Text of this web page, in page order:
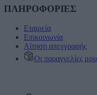
ΠΛΗΡΟΦΟΡΙΕΣ
Εταιρεία
Επικοινωνία
Αίτηση απεγγραφής
Οι παραγγελίες μου